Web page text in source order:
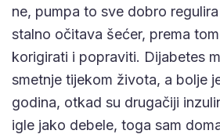
ne, pumpa to sve dobro
stalno očitava šećer, prema
korigirati i popraviti. Dijabetes
smetnje tijekom života, a bolje
godina, otkad su drugačiji
igle jako debele, toga sam